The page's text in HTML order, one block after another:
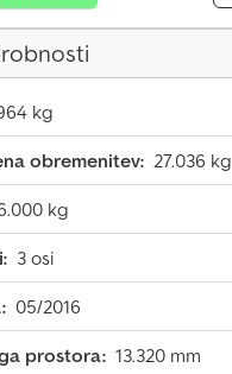
kg
obremenitev: 27.036 kg
kg
3 osi
05/2016
prostora: 13.320 mm